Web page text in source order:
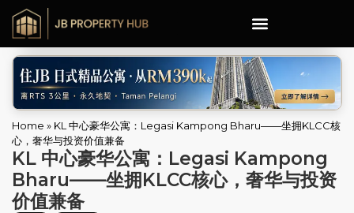
Home » KL 中心豪华公寓：Legasi Kampong Bharu——坐拥KLCC核
心，奢华与投资价值兼备
KL 中心豪华公寓：Legasi Kampong
Bharu——坐拥KLCC核心，奢华与投资
价值兼备